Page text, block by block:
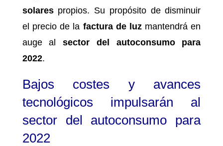
solarespropios. Su propósito de disminuir
el precio de la factura de luzmantendrá en
auge alsector del autoconsumo para
2022.
Bajos costes y avances
tecnológicos impulsarán al
sector del autoconsumo para
2022